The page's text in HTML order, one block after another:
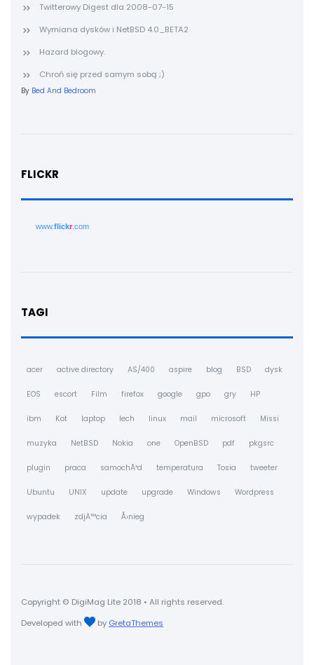
Twitterowy Digest dla 2008-07-15
Wymiana dysków i NetBSD 4.0_BETA2
Hazard blogowy.
Chroń się przed samym sobą ;)
By Bed And Bedroom
FLICKR
www.flickr.com
TAGI
acer active directory AS/400 aspire blog BSD dysk
EOS escort Film firefox google gpo gry HP
ibm Kot laptop lech linux mail microsoft Missi
muzyka NetBSD Nokia one OpenBSD pdf pkgsrc
plugin praca samochÃ³d temperatura Tosia tweeter
Ubuntu UNIX update upgrade Windows Wordpress
wypadek zdjÄ™cia Å›nieg
Copyright © DigiMag Lite 2018 • All rights reserved.
Developed with
by GretaThemes